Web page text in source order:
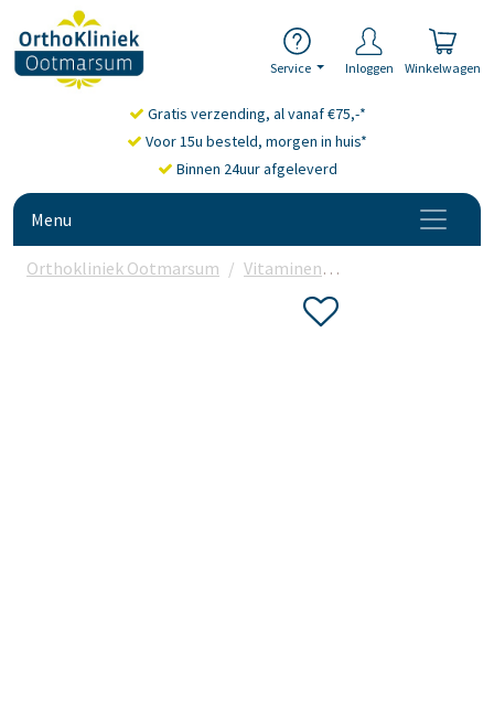
Service Inloggen Winkelwagen
Gratis verzending, al vanaf €75,-*
Voor 15u besteld, morgen in huis*
Binnen 24uur afgeleverd
Menu
Orthokliniek Ootmarsum Vitaminen